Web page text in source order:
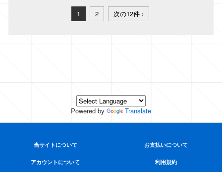
1 2 次の12件 ›
Powered by Translate
当サイトについて お支払いについて
アカウントについて 利用規約